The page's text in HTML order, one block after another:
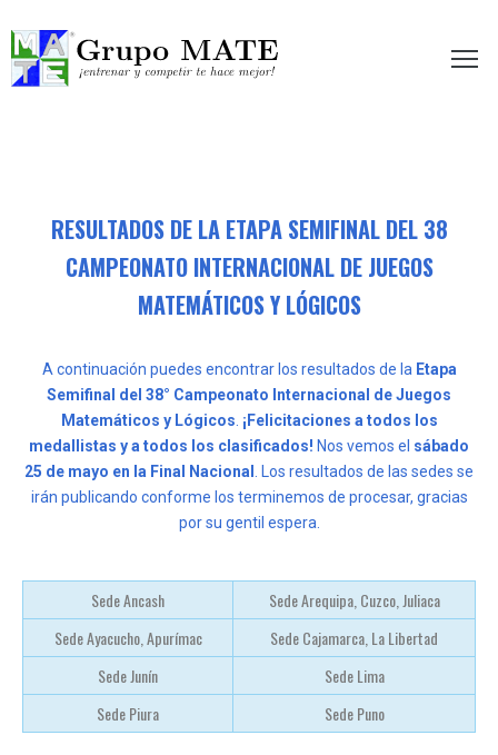
te hace mejor!
RESULTADOS DE LA ETAPA SEMIFINAL DEL 38
CAMPEONATO INTERNACIONAL DE JUEGOS
MATEMÁTICOS Y LÓGICOS
A continuación puedes encontrar los resultados de la Etapa
Semifinal del 38° Campeonato Internacional de Juegos
Matemáticos y Lógicos. ¡Felicitaciones a todos los
medallistas y a todos los clasificados! Nos vemos el sábado
25 de mayo en la Final Nacional . Los resultados de las sedes se
irán publicando conforme los terminemos de procesar, gracias
por su gentil espera.
Sede Ancash
Sede Arequipa, Cuzco, Juliaca
Sede Ayacucho, Apurímac
Sede Cajamarca, La Libertad
Sede Junín
Sede Lima
Sede Piura
Sede Puno